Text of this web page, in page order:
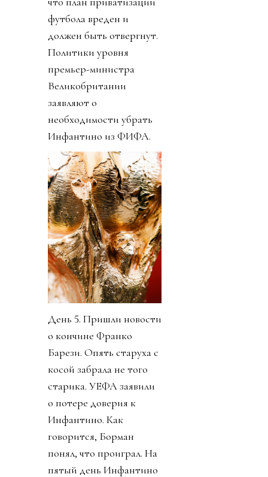
футбола вреден и
должен быть отвергнут.
Политики уровня
премьер-министра
Великобритании
заявляют о
необходимости убрать
Инфантино из ФИФА.
День 5. Пришли новости
о кончине Франко
Барези. Опять старуха с
косой забрала не того
старика. УЕФА заявили
о потере доверия к
Инфантино. Как
говорится, Борман
понял, что проиграл. На
пятый день Инфантино